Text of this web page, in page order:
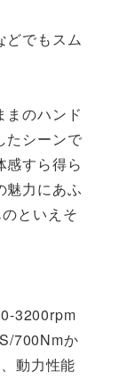
どでもスム
まのハンド
たシーンで
感すら得ら
魅力にあふ
といえそ
3200rpm
700Nmか
動力性能